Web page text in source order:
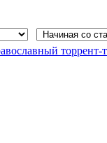
торрент-